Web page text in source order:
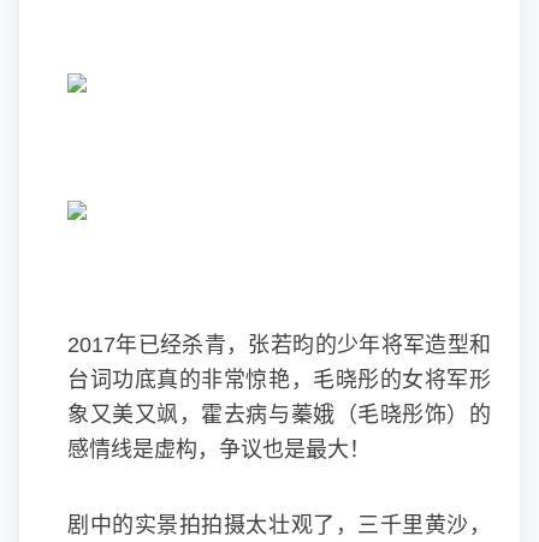
2017年已经杀青，张若昀的少年将军造型和
台词功底真的非常惊艳，毛晓彤的女将军形
象又美又飒，霍去病与蓁娥（毛晓彤饰）的
感情线是虚构，争议也是最大！
剧中的实景拍拍摄太壮观了，三千里黄沙，